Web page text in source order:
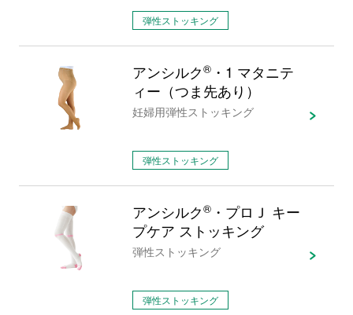
弾性ストッキング
アンシルク®・1 マタニテ
ィー（つま先あり）
妊婦用弾性ストッキング
弾性ストッキング
アンシルク®・プロＪ キー
プケア ストッキング
弾性ストッキング
弾性ストッキング